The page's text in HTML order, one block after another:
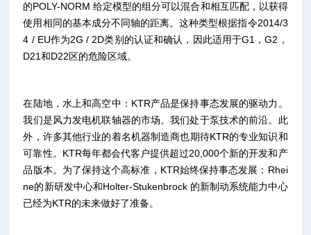
的POLY-NORM 给定模型的组分可以混合和相互匹配，以获得
使用相同的基本成分不同轴的距离。这种类型根据指令2014/3
4 / EU作为2G / 2D类别的认证和确认，因此适用于G1，G2，
D21和D22区的危险区域。
在陆地，水上和高空中：KTR产品是保持事态发展的驱动力。
我们是风力发电机联轴器的市场。我们处于泵技术的前沿。此
外，许多其他行业的着名机器制造商也期待KTR的专业知识和
可靠性。KTR每年都会代客户提供超过20,000个新的开发和产
品版本。为了保持这个高标准，KTR始终保持事态发展：Rhei
ne的新研发中心和Holter-Stukenbrock 的新制动系统能力中心
已经为KTR的未来做好了准备。